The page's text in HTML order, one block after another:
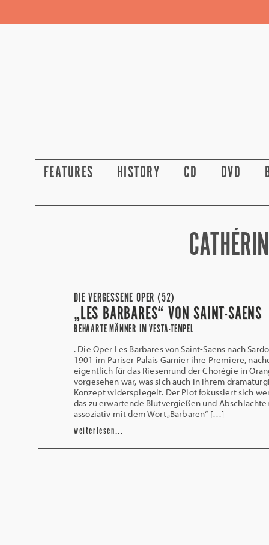
FEATURES HISTORY CD DVD
DIE VERGESSENE OPER (52)
„LES BARBARES“ VON SAINT-SAENS
BEHAARTE MÄNNER IM VESTA-TEMPEL
. Die Oper Les Barbares von Saint-Saens nach
1901 im Pariser Palais Garnier ihre Premiere,
eigentlich für das Riesenrund der Chorégie in
vorgesehen war, was sich auch in ihrem
Konzept widerspiegelt. Der Plot fokussiert sich
das zu erwartende Blutvergießen und
assoziativ mit dem Wort „Barbaren“ […]
weiterlesen...